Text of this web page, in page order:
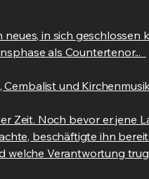
in sich
als Countertenor...
und
Zeit. Noch bevor er jene
beschäftigte ihn
welche Verantwortung